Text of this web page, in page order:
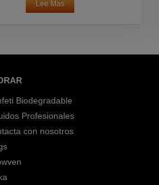
Lee Mas
Biodegradable
Profesionales
con nosotros